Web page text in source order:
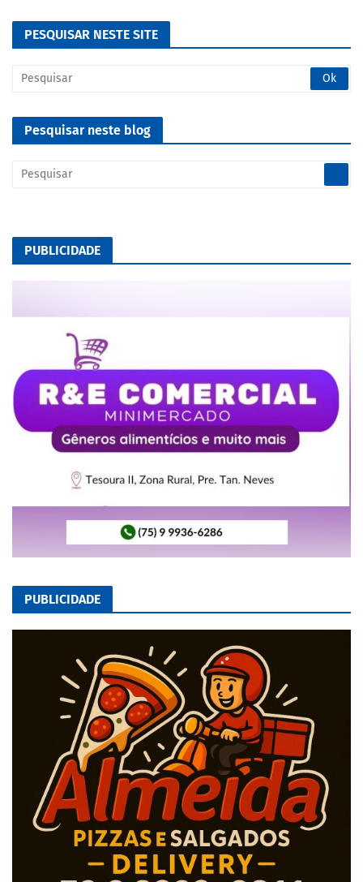
PESQUISAR NESTE SITE
Pesquisar neste blog
PUBLICIDADE
PUBLICIDADE